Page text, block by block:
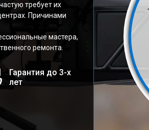
требует их
Причинами
мастера,
ремонта.
Гарантия до 3-х
лет